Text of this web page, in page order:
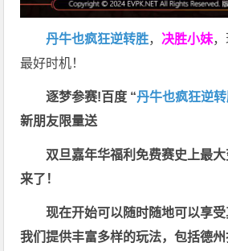
丹牛也疯狂逆转胜， 决胜小妹
最好时机！
逐梦参赛!百度 “丹牛也疯狂逆
新朋友限量送
双旦嘉年华福利免费赛史上最
来了！
现在开始可以随时随地可以享受
我们提供丰富多样的玩法，包括德